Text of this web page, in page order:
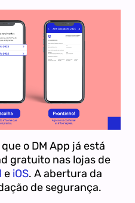
o DM App já está
gratuito nas lojas de
e iOS. A abertura da
de segurança.